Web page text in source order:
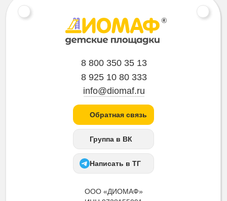
ООО «ДИОМАФ»
8 800 350 35 13
8 925 10 80 333
info@diomaf.ru
Обратная связь
Группа в ВК
Написать в ТГ